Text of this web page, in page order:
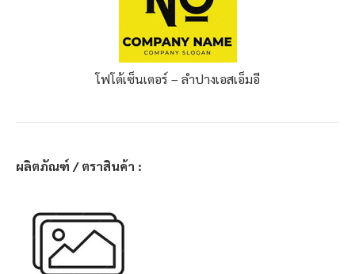
โฟโต้เซ็นเตอร์ – ลำปางเอสเอ็มอี
ผลิตภัณฑ์ / ตราสินค้า :